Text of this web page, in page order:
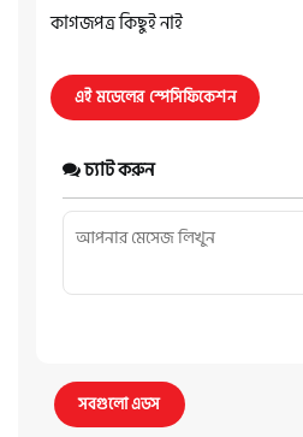
কাগজপত্র কিছুই নাই
এই মডেলের স্পেসিফিকেশন
চ্যাট করুন
সবগুলো এডস